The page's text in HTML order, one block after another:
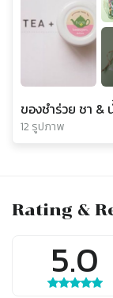
ของชำร่วย ชา &
12 รูปภาพ
Rating &
5.0